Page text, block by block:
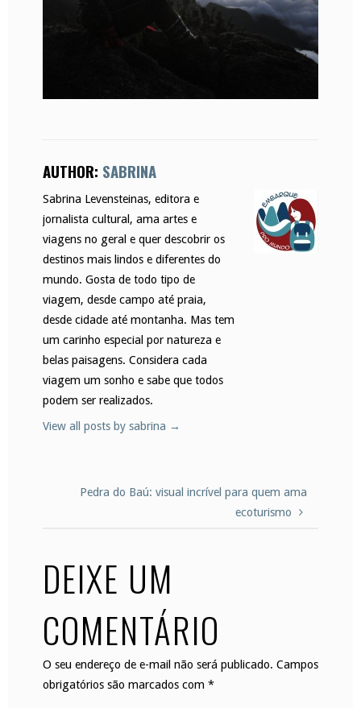
AUTHOR: SABRINA
Sabrina Levensteinas, editora e
jornalista cultural, ama artes e
viagens no geral e quer descobrir os
destinos mais lindos e diferentes do
mundo. Gosta de todo tipo de
viagem, desde campo até praia,
desde cidade até montanha. Mas tem
um carinho especial por natureza e
belas paisagens. Considera cada
viagem um sonho e sabe que todos
podem ser realizados.
View all posts by sabrina →
Pedra do Baú: visual incrível para quem ama
ecoturismo
DEIXE UM
COMENTÁRIO
O seu endereço de e-mail não será publicado. Campos
obrigatórios são marcados com *